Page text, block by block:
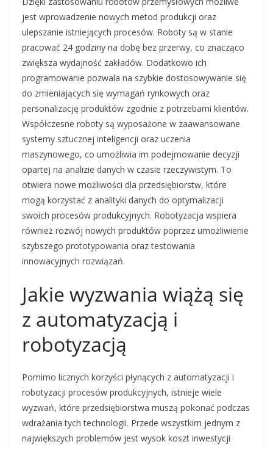
jest wprowadzenie nowych metod produkcji oraz
ulepszanie istniejących procesów. Roboty są w stanie
pracować 24 godziny na dobę bez przerwy, co znacząco
zwiększa wydajność zakładów. Dodatkowo ich
programowanie pozwala na szybkie dostosowywanie się
do zmieniających się wymagań rynkowych oraz
personalizację produktów zgodnie z potrzebami klientów.
Współczesne roboty są wyposażone w zaawansowane
systemy sztucznej inteligencji oraz uczenia
maszynowego, co umożliwia im podejmowanie decyzji
opartej na analizie danych w czasie rzeczywistym. To
otwiera nowe możliwości dla przedsiębiorstw, które
mogą korzystać z analityki danych do optymalizacji
swoich procesów produkcyjnych. Robotyzacja wspiera
również rozwój nowych produktów poprzez umożliwienie
szybszego prototypowania oraz testowania
innowacyjnych rozwiązań.
Jakie wyzwania wiążą się
z automatyzacją i
robotyzacją
Pomimo licznych korzyści płynących z automatyzacji i
robotyzacji procesów produkcyjnych, istnieje wiele
wyzwań, które przedsiębiorstwa muszą pokonać podczas
wdrażania tych technologii. Przede wszystkim jednym z
największych problemów jest wysok koszt inwestycji